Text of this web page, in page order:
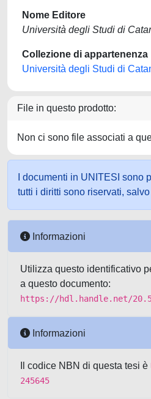
Nome Editore
Università degli Studi di
Collezione di appartenenza
Università degli Studi di
File in questo prodotto:
Non ci sono file associati a
I documenti in UNITESI sono
tutti i diritti sono riservati,
Informazioni
Utilizza questo identificativo
a questo documento:
https://hdl.handle.net/
Informazioni
Il codice NBN di questa tesi è
245645